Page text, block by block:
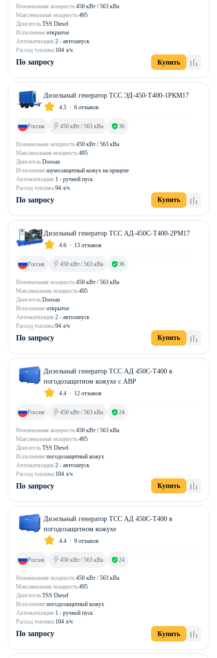
Номинальная мощность:450 кВт / 563 кВа
Максимальная мощность:495
Двигатель:TSS Diesel
Исполнение:открытое
Автоматизация:2 - автозапуск
Расход топлива:104 л/ч
По запросу Купить
Дизельный генератор ТСС ЭД-450-Т400-1РКМ17
4.5 6 отзывов
Номинальная мощность:450 кВт / 563 кВа
Максимальная мощность:495
Двигатель:Doosan
Исполнение:шумозащитный кожух на прицепе
Автоматизация:1 - ручной пуск
Расход топлива:94 л/ч
Россия 450 кВт / 563 кВа 36
По запросу Купить
Дизельный генератор ТСС АД-450С-Т400-2РМ17
4.6 13 отзывов
Номинальная мощность:450 кВт / 563 кВа
Максимальная мощность:495
Двигатель:Doosan
Исполнение:открытое
Автоматизация:2 - автозапуск
Расход топлива:94 л/ч
Россия 450 кВт / 563 кВа 36
По запросу Купить
Дизельный генератор ТСС АД 450С-Т400 в
погодозащитном кожухе с АВР
4.4 12 отзывов
Номинальная мощность:450 кВт / 563 кВа
Максимальная мощность:495
Двигатель:TSS Diesel
Исполнение:погодозащитный кожух
Автоматизация:2 - автозапуск
Расход топлива:104 л/ч
Россия 450 кВт / 563 кВа 24
По запросу Купить
Дизельный генератор ТСС АД 450С-Т400 в
погодозащитном кожухе
4.4 9 отзывов
Номинальная мощность:450 кВт / 563 кВа
Максимальная мощность:495
Двигатель:TSS Diesel
Исполнение:погодозащитный кожух
Автоматизация:1 - ручной пуск
Расход топлива:104 л/ч
Россия 450 кВт / 563 кВа 24
По запросу Купить